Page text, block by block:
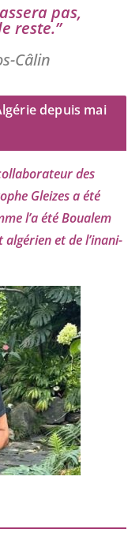
pas,
reste.”
Câlin
depuis mai
des
Gleizesa été
l’a été Boualem
algé­rien et de l’i­na­ni­